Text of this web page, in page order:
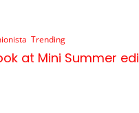
Trending
at Mini Summer